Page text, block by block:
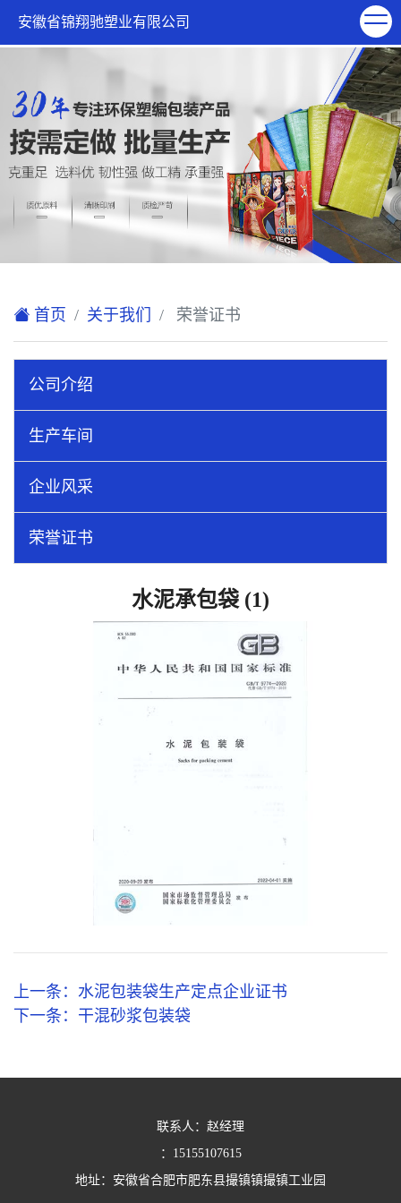
欢迎访问安徽省锦翔驰塑业有限公司网站！
联系我们
安徽省锦翔驰塑业有限公司
首页 关于我们 荣誉证书
公司介绍
生产车间
企业风采
荣誉证书
水泥承包袋 (1)
上一条： 水泥包装袋生产定点企业证书
下一条： 干混砂浆包装袋
联系人：赵经理
： 15155107615
地址：安徽省合肥市肥东县撮镇镇撮镇工业园